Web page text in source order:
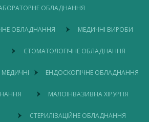
ОБЛАДНАННЯ
ОБЛАДНАННЯ МЕДИЧНІ ВИРОБИ
СТОМАТОЛОГІЧНЕ ОБЛАДНАННЯ
ЕНДОСКОПІЧНЕ ОБЛАДНАННЯ
МАЛОІНВАЗИВНА ХІРУРГІЯ
СТЕРИЛІЗАЦІЙНЕ ОБЛАДНАННЯ